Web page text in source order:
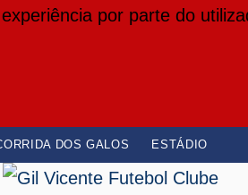
por parte do
DOS GALOS ESTÁDIO